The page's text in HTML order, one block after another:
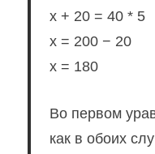
x + 20 = 40 * 5
x = 200 − 20
x = 180
Во первом
как в обоих